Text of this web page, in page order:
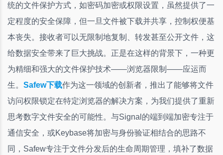
统的文件保护方式，如密码加密或权限设置，虽然提供了一
定程度的安全保障，但一旦文件被下载并共享，控制权便基
本丧失。接收者可以无限制地复制、转发甚至公开文件，这
给数据安全带来了巨大挑战。正是在这样的背景下，一种更
为精细和强大的文件保护技术——浏览器限制——应运而
生。 Safew下载作为这一领域的创新者，推出了能够将文件
访问权限锁定在特定浏览器的解决方案，为我们提供了重新
思考数字文件安全的可能性。与Signal的端到端加密专注于
通信安全，或Keybase将加密与身份验证相结合的思路不
同，Safew专注于文件分发后的生命周期管理，填补了数据